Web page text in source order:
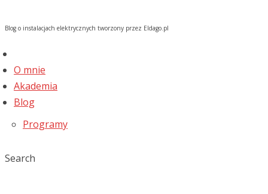
Blog o instalacjach elektrycznych tworzony przez Eldago.pl
O mnie
Akademia
Blog
Programy
Search